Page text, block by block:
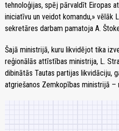
tehnoloģijas, spēj pārvaldīt Eiropas
iniciatīvu un veidot komandu,» vēlāk
sekretāres darbam pamatoja A.
Šajā ministrijā, kuru likvidējot tika
reģionālās attīstības ministrija, L.
dibinātās Tautas partijas likvidāciju,
atgriešanos Zemkopības ministrijā –